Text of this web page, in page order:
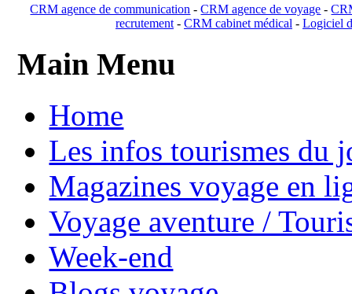
CRM agence de communication -CRM agence de voyage -
recrutement- CRM cabinet médical- Logiciel
Main Menu
Home
Les infos tourismes du
Magazines voyage en
Voyage aventure /
Week-end